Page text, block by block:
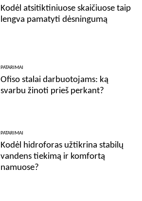
Kodėl atsitiktiniuose skaičiuose taip
lengva pamatyti dėsningumą
PATARIMAI
Ofiso stalai darbuotojams: ką
svarbu žinoti prieš perkant?
PATARIMAI
Kodėl hidroforas užtikrina stabilų
vandens tiekimą ir komfortą
namuose?